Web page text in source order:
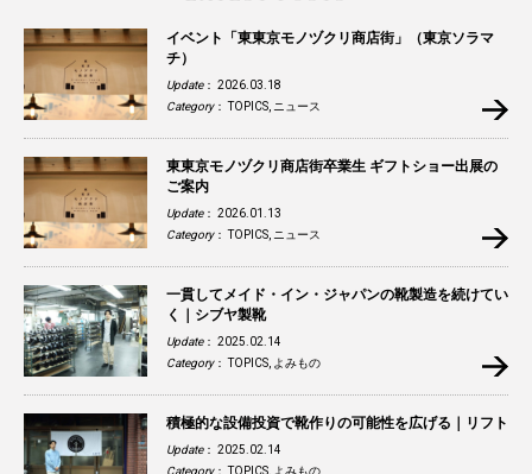
イベント「東東京モノヅクリ商店街」（東京ソラマ
チ）
Update： 2026.03.18
Category： TOPICS,ニュース
東東京モノヅクリ商店街卒業生 ギフトショー出展の
ご案内
Update： 2026.01.13
Category： TOPICS,ニュース
一貫してメイド・イン・ジャパンの靴製造を続けてい
く｜シブヤ製靴
Update： 2025.02.14
Category： TOPICS, よみもの
積極的な設備投資で靴作りの可能性を広げる｜リフト
Update： 2025.02.14